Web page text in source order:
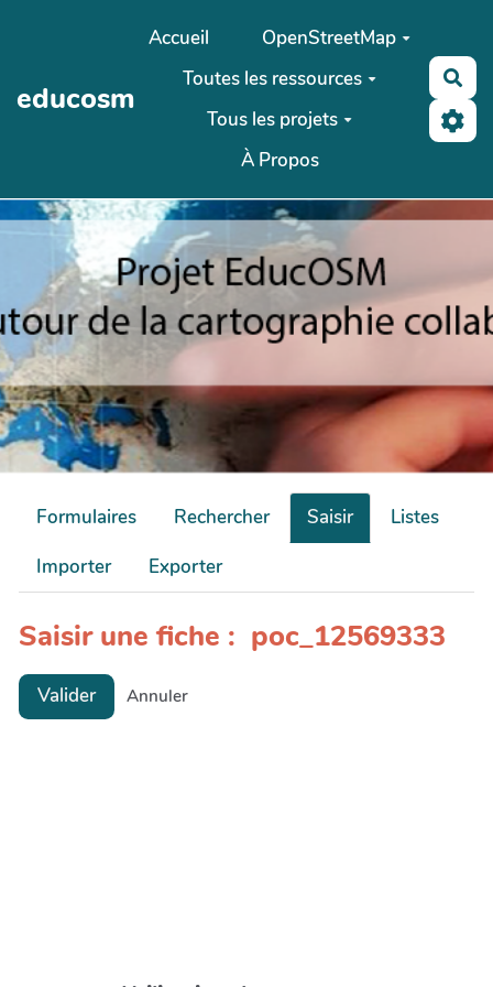
Aller au contenu principal
educosm
Accueil
OpenStreetMap
Toutes les ressources
Tous les projets
À Propos
Formulaires Rechercher Saisir
Listes
Importer
Exporter
Saisir une fiche : poc_12569333
Valider Annuler